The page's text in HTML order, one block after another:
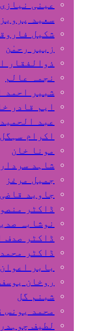
عینی نیازی
سعید پرویز
شکیل
زبیر رحمٰن
ذوالفقار
نجمہ عالم
شبیر احمد
ایم قادر
عبد الحمید
اکرام سہگل
مونا خان
شاہد سردار
جمیل مرغز
جاوید قاضی
ڈاکٹر
نوشابہ
ڈاکٹر صدف
ڈاکٹر
بابر اعوان
روخان
شبنم گل
محمد یونس
لطیف